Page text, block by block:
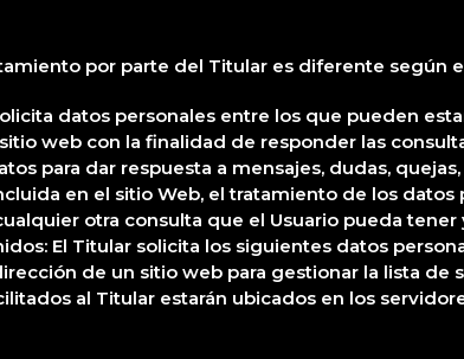
por parte del Titular es diferente según
datos personales entre los que pueden
web con la finalidad de responder las
para dar respuesta a mensajes, dudas,
en el sitio Web, el tratamiento de los
otra consulta que el Usuario pueda
El Titular solicita los siguientes datos
de un sitio web para gestionar la lista de
al Titular estarán ubicados en los